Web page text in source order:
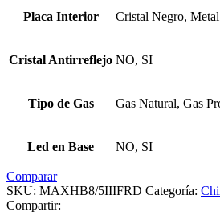
Placa Interior Cristal Negro, Metal
Cristal Antirreflejo NO, SI
Tipo de Gas Gas Natural, Gas
Led en Base NO, SI
Comparar
SKU: MAXHB8/5IIIFRD Categoría:
Compartir: